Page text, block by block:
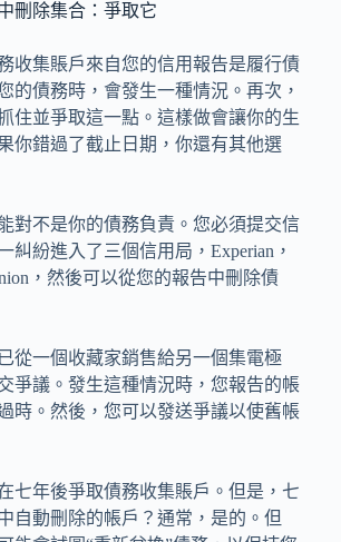
刪除集合：爭取它
收集賬戶來自您的信用報告是履行債
的債務時，會發生一種情況。再次，
住並爭取這一點。這樣做會讓你的生
你錯過了截止日期，你還有其他選
對不是你的債務負責。您必須提交信
糾紛進入了三個信用局，Experian，
，然後可以從您的報告中刪除債
從一個收藏家銷售給另一個集電極
爭議。發生這種情況時，您報告的帳
時。然後，您可以發送爭議以使舊帳
七年後爭取債務收集賬戶。但是，七
自動刪除的帳戶？通常，是的。但